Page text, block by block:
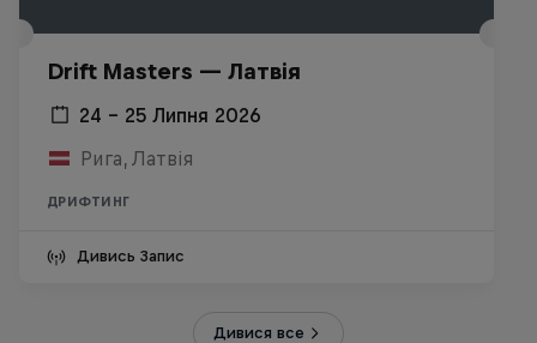
Drift Masters — Латвія
24 – 25 Липня 2026
Рига, Латвія
ДРИФТИНГ
Дивись Запис
Дивися все